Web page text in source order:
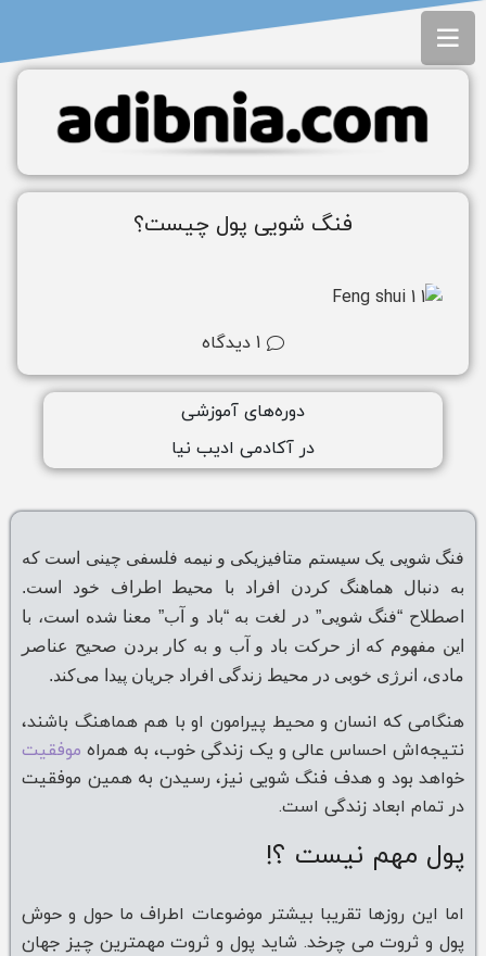
فنگ شویی پول چیست؟
1 دیدگاه
دوره‌های آموزشی
در آکادمی ادیب نیا
ورود به آکادمی
فنگ شویی یک سیستم متافیزیکی و نیمه فلسفی چینی است که
به دنبال هماهنگ کردن افراد با محیط اطراف خود است.
اصطلاح “فنگ شویی” در لغت به “باد و آب” معنا شده است، با
این مفهوم که از حرکت باد و آب و به کار بردن صحیح عناصر
مادی، انرژی خوبی در محیط زندگی افراد جریان پیدا می‌کند.
هنگامی که انسان و محیط پیرامون او با هم هماهنگ باشند،
نتیجه‌اش احساس عالی و یک زندگی خوب، به همراه موفقیت
خواهد بود و هدف فنگ شویی نیز، رسیدن به همین موفقیت
در تمام ابعاد زندگی است.
پول مهم نیست ؟!
اما این روزها تقریبا بیشتر موضوعات اطراف ما حول‌ و‌ حوش
پول و ثروت می چرخد. شاید پول و ثروت مهمترین چیز جهان